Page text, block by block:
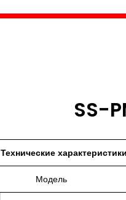
SS-
Технические
Модель